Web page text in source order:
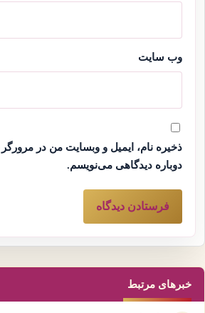
وب‌ سایت
ذخیره نام، ایمیل و وبسایت من در
دوباره دیدگاهی می‌نویسم.
خبرهای مرتبط